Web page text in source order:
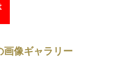
画像ギャラリー